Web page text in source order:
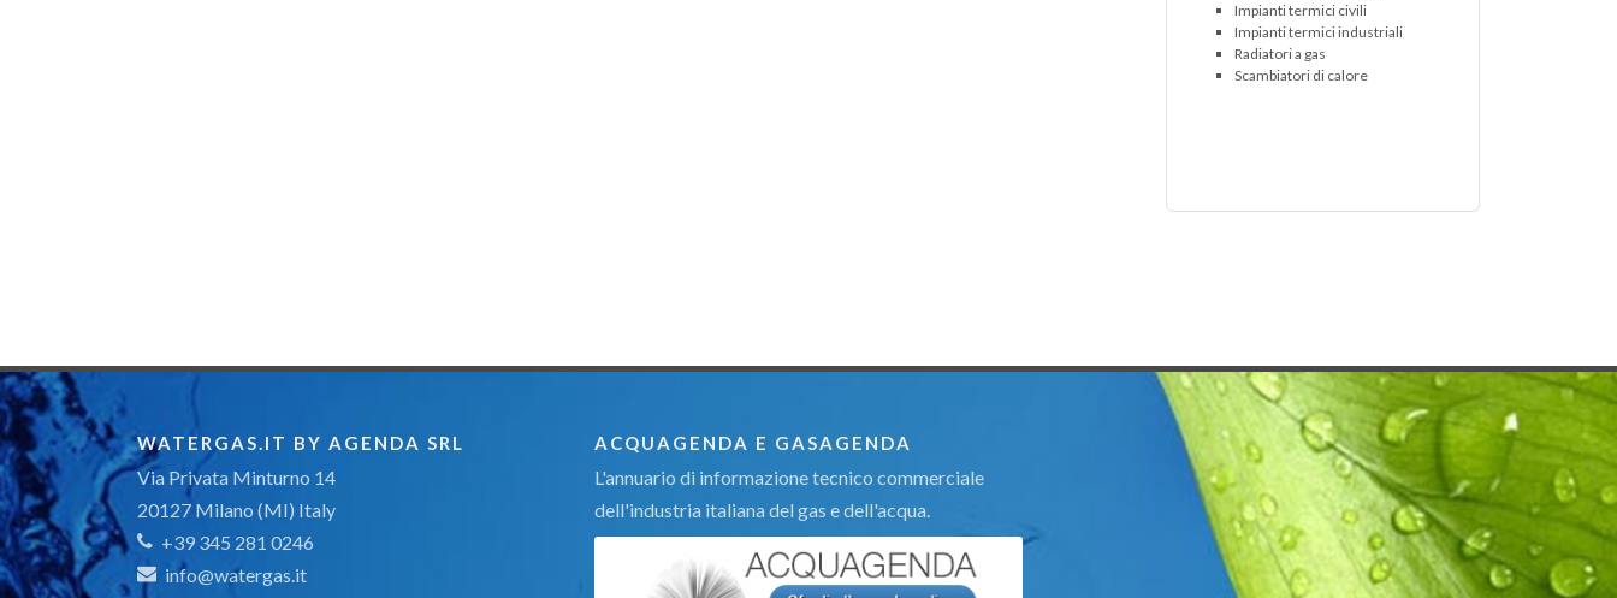
Impianti termici civili
Impianti termici industriali
Radiatori a gas
Scambiatori di calore
WATERGAS.IT BY AGENDA SRL
Via Privata Minturno 14
20127 Milano (MI) Italy
+39 345 281 0246
info@watergas.it
ACQUAGENDA E GASAGENDA
L'annuario di informazione tecnico commerciale
dell'industria italiana del gas e dell'acqua.